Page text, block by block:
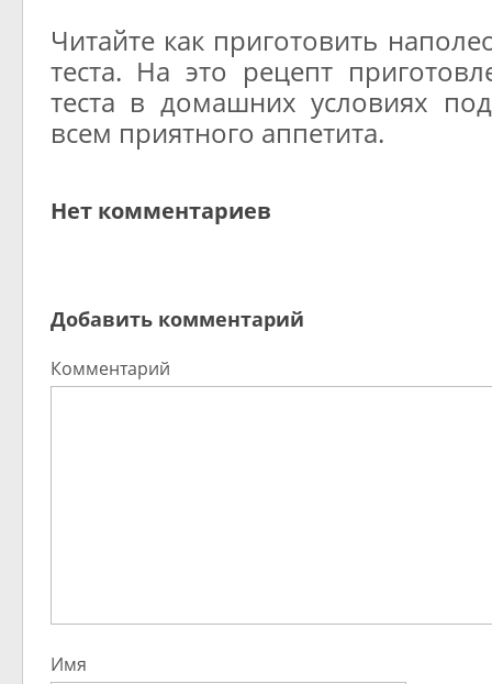
Читайте как приготовить
теста. На это рецепт
теста в домашних условиях
всем приятного аппетита.
Нет комментариев
Добавить комментарий
Комментарий
Имя